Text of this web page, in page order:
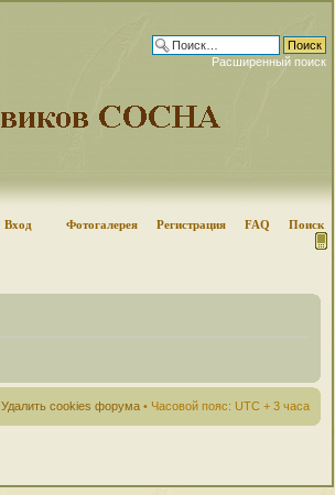
Расширенный поиск
Вход Фотогалерея Регистрация FAQ Поиск
Удалить cookies форума • Часовой пояс: UTC + 3 часа